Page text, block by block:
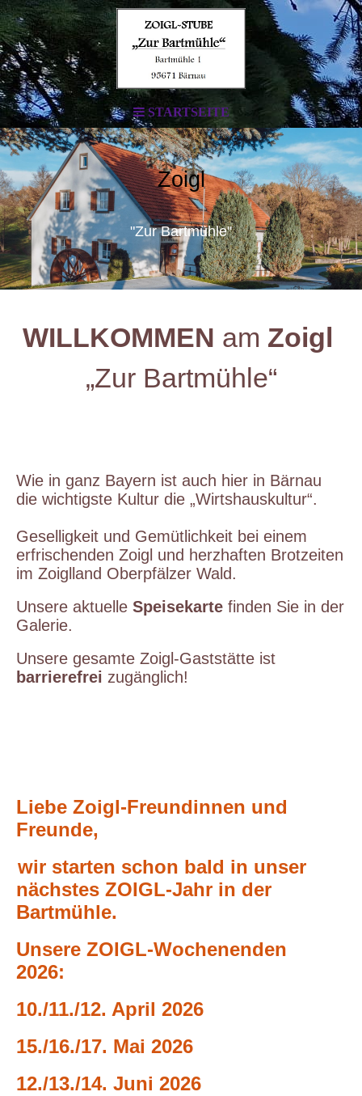
STARTSEITE
Zoigl
"Zur Bartmühle"
WILLKOMMEN am Zoigl
„Zur Bartmühle“
Wie in ganz Bayern ist auch hier in Bärnau
die wichtigste Kultur die „Wirtshauskultur“.
Geselligkeit und Gemütlichkeit bei einem
erfrischenden Zoigl und herzhaften Brotzeiten
im Zoiglland Oberpfälzer Wald.
Unsere aktuelle Speisekarte finden Sie in der
Galerie.
Unsere gesamte Zoigl-Gaststätte ist
barrierefrei zugänglich!
Liebe Zoigl-Freundinnen und
Freunde,
wir starten schon bald in unser
nächstes ZOIGL-Jahr in der
Bartmühle.
Unsere ZOIGL-Wochenenden
2026:
10./11./12. April 2026
15./16./17. Mai 2026
12./13./14. Juni 2026